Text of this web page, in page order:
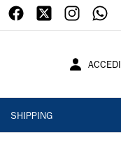
ACCEDI
SHIPPING